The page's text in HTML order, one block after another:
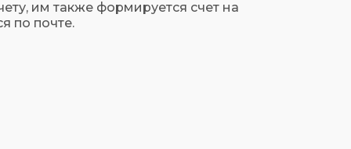
им также формируется счет на
по почте.